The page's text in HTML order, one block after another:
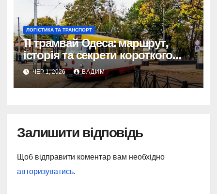
ЛОГІСТИКА ТА ТРАНСПОРТ
11 трамвай Одеса: маршрут,
історія та секрети короткого
шляху крізь Молдаванку
ЧЕР 1, 2026 ВАДИМ
Залишити відповідь
Щоб відправити коментар вам необхідно
авторизуватись.